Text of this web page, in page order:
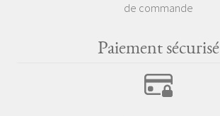
de commande
Paiement sécurisé